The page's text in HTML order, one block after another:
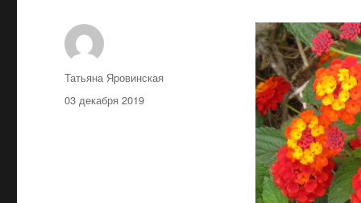
Автор
Татьяна Яровинская
Опубликовано
03 декабря 2019